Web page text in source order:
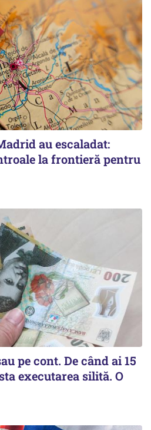
au escaladat:
la frontieră pentru
pe cont. De când ai 15
executarea silită. O